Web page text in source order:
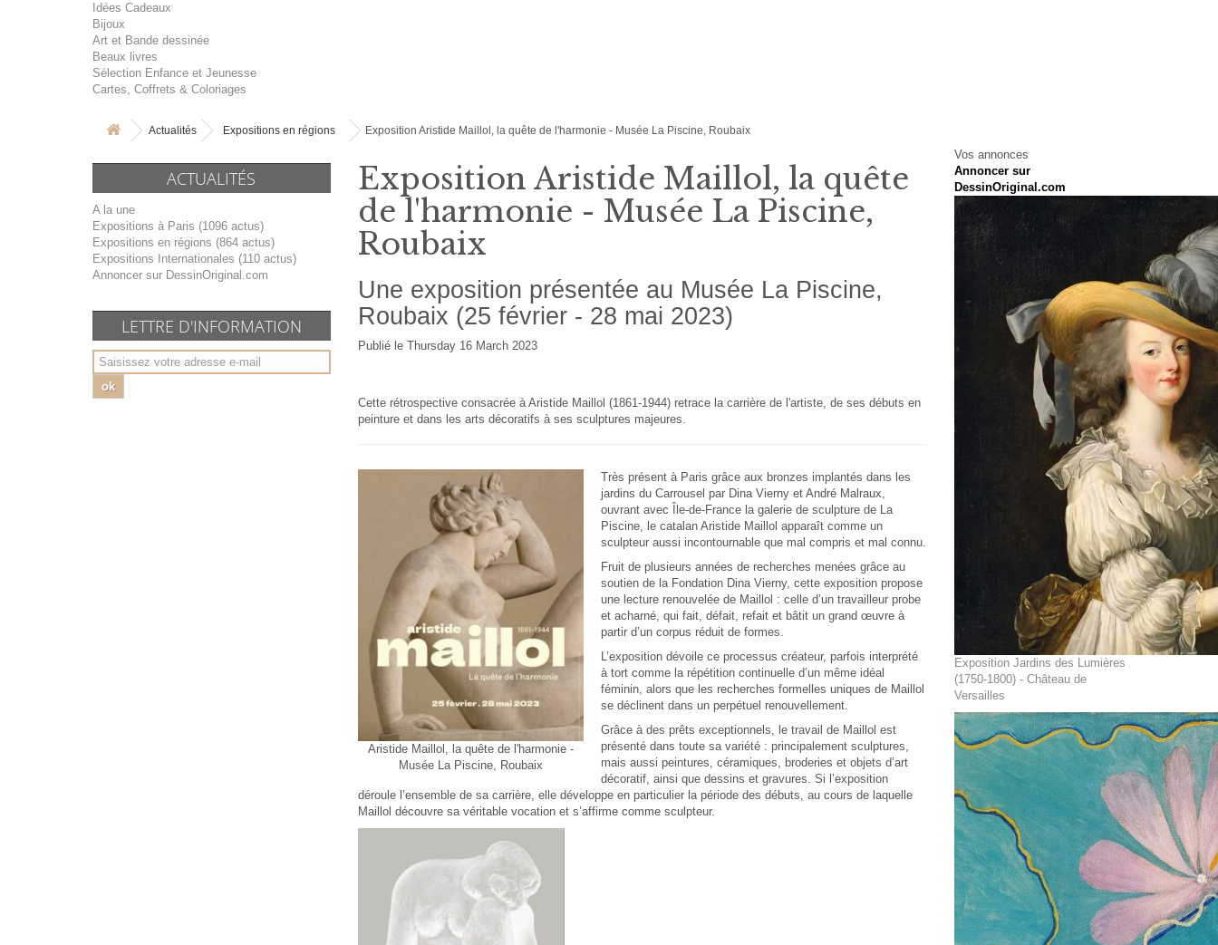
Idées Cadeaux
Bijoux
Art et Bande dessinée
Beaux livres
Sélection Enfance et Jeunesse
Cartes, Coffrets & Coloriages
Actualités Expositions en régions Exposition Aristide Maillol, la quête de l'harmonie - Musée La Piscine, Roubaix
ACTUALITÉS
A la une
Expositions à Paris (1096 actus)
Expositions en régions (864 actus)
Expositions Internationales (110 actus)
Annoncer sur DessinOriginal.com
LETTRE D'INFORMATION
ok
Exposition Aristide Maillol, la quête
de l'harmonie - Musée La Piscine,
Roubaix
Une exposition présentée au Musée La Piscine,
Roubaix (25 février - 28 mai 2023)
Publié le Thursday 16 March 2023
Cette rétrospective consacrée à Aristide Maillol (1861-1944) retrace la carrière de l'artiste, de ses débuts en
peinture et dans les arts décoratifs à ses sculptures majeures.
Aristide Maillol, la quête de l'harmonie -
Musée La Piscine, Roubaix
Très présent à Paris grâce aux bronzes implantés dans les
jardins du Carrousel par Dina Vierny et André Malraux,
ouvrant avec Île-de-France la galerie de sculpture de La
Piscine, le catalan Aristide Maillol apparaît comme un
sculpteur aussi incontournable que mal compris et mal connu.
Fruit de plusieurs années de recherches menées grâce au
soutien de la Fondation Dina Vierny, cette exposition propose
une lecture renouvelée de Maillol : celle d’un travailleur probe
et acharné, qui fait, défait, refait et bâtit un grand œuvre à
partir d’un corpus réduit de formes.
L’exposition dévoile ce processus créateur, parfois interprété
à tort comme la répétition continuelle d’un même idéal
féminin, alors que les recherches formelles uniques de Maillol
se déclinent dans un perpétuel renouvellement.
Grâce à des prêts exceptionnels, le travail de Maillol est
présenté dans toute sa variété : principalement sculptures,
mais aussi peintures, céramiques, broderies et objets d’art
décoratif, ainsi que dessins et gravures. Si l’exposition
déroule l’ensemble de sa carrière, elle développe en particulier la période des débuts, au cours de laquelle
Maillol découvre sa véritable vocation et s’affirme comme sculpteur.
Vos annonces
Annoncer sur
DessinOriginal.com
Exposition Jardins des Lumières
(1750-1800) - Château de
Versailles